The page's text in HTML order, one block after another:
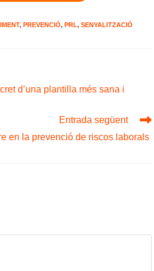
, PREVENCIÓ, PRL, SENYALITZACIÓ
d’una plantilla més sana i
Entrada següent
en la prevenció de riscos laborals